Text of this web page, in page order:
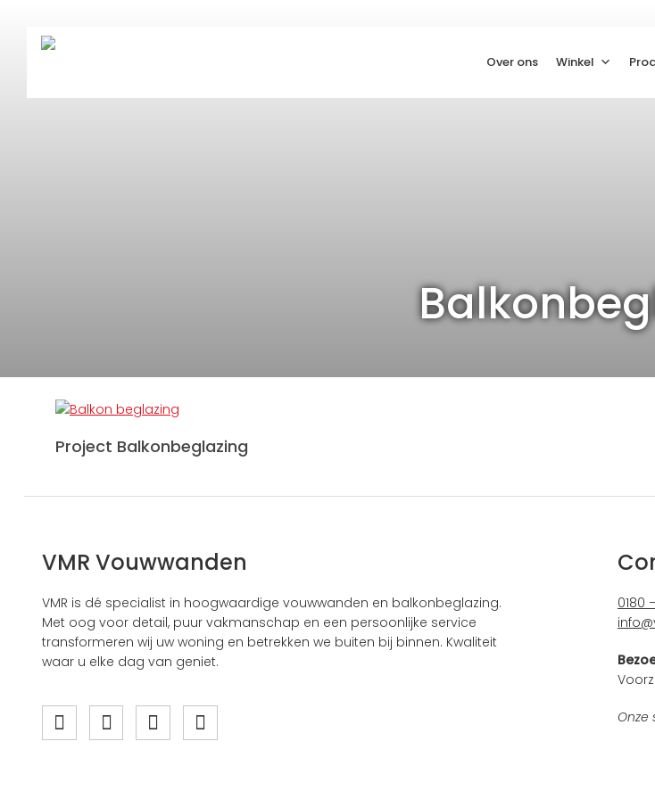
Over ons Winkel
Project Balkonbeglazing
VMR Vouwwanden
VMR is dé specialist in hoogwaardige vouwwanden en balkonbeglazing.
Met oog voor detail, puur vakmanschap en een persoonlijke service
transformeren wij uw woning en betrekken we buiten bij binnen. Kwaliteit
waar u elke dag van geniet.
0180
Onze